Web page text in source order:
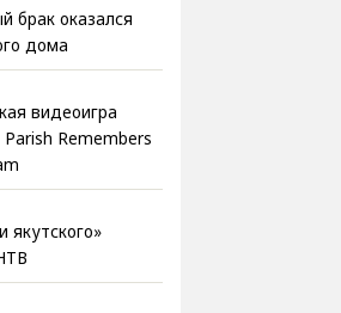
брак оказался
дома
видеоигра
Remembers
якутского»